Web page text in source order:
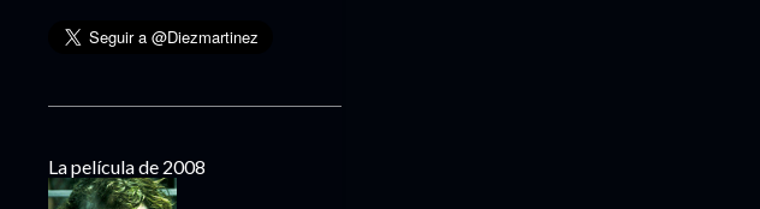
La película de 2008